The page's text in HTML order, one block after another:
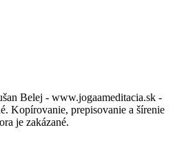
Belej - www.jogaameditacia.sk -
Kopírovanie, prepisovanie a šírenie
je zakázané.